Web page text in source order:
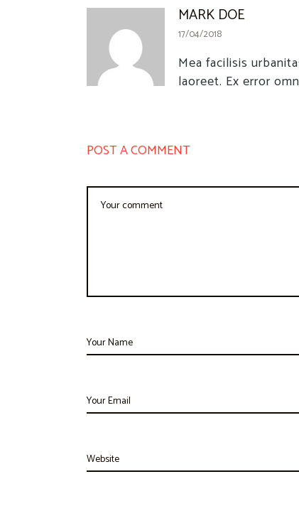
MARK DOE
17/04/2018
Mea facilisis
laoreet. Ex error
POST A COMMENT